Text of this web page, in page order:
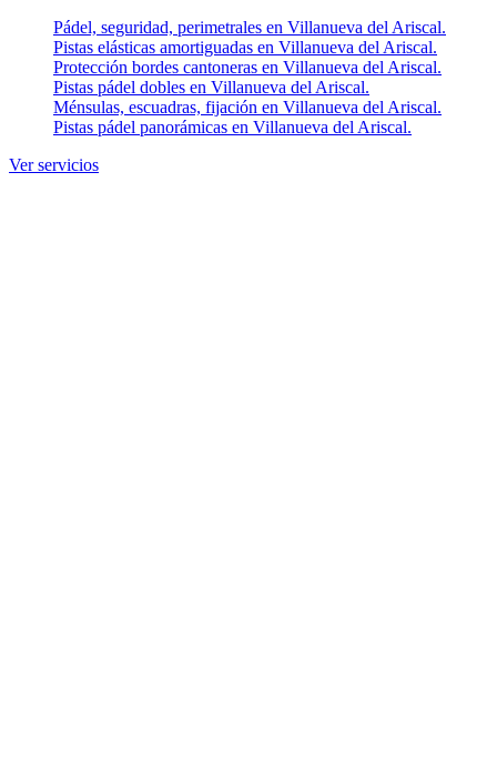
Pádel, seguridad, perimetrales en Villanueva del Ariscal.
Pistas elásticas amortiguadas en Villanueva del Ariscal.
Protección bordes cantoneras en Villanueva del Ariscal.
Pistas pádel dobles en Villanueva del Ariscal.
Ménsulas, escuadras, fijación en Villanueva del Ariscal.
Pistas pádel panorámicas en Villanueva del Ariscal.
Ver servicios